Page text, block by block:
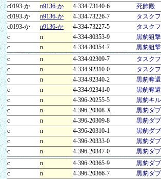
c0193-か
n9136-か 4-334-73140-6
死飾殿
c0193-か
n9136-か 4-334-73226-7
タスク
c0193-か
n9136-か 4-334-73227-5
タスク
c
n 4-334-80353-9
黒豹狙
c
n 4-334-80354-7
黒豹狙
c
n 4-334-92309-7
タスク
c
n 4-334-92310-0
タスク
c
n 4-334-92340-2
黒豹奪
c
n 4-334-92341-0
黒豹奪
c
n 4-396-20255-5
黒豹キ
c
n 4-396-20308-X
黒豹ダ
c
n 4-396-20309-8
黒豹ダ
c
n 4-396-20310-1
黒豹ダ
c
n 4-396-20333-0
黒豹ダ
c
n 4-396-20347-0
黒豹ダ
c
n 4-396-20365-9
黒豹ダ
c
n 4-396-20366-7
黒豹ダ